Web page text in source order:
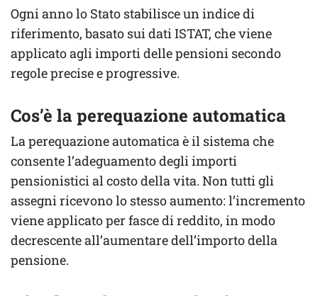
Ogni anno lo Stato stabilisce un indice di
riferimento, basato sui dati ISTAT, che viene
applicato agli importi delle pensioni secondo
regole precise e progressive.
Cos’è la perequazione automatica
La perequazione automatica è il sistema che
consente l’adeguamento degli importi
pensionistici al costo della vita. Non tutti gli
assegni ricevono lo stesso aumento: l’incremento
viene applicato per fasce di reddito, in modo
decrescente all’aumentare dell’importo della
pensione.